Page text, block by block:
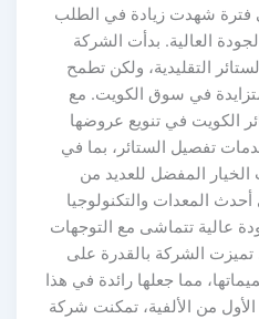
فترة شهدت زيادة في الطلب
العالية. بدأت الشركة
التقليدية، ولكن تطمح
في سوق الكويت. مع
الكويت في تنويع عروضها
تفصيل الستائر، بما في
المفضل للعديد من
المعدات والتكنولوجيا
عالية تتماشى مع التوجهات
تميزت الشركة بالقدرة على
مما جعلها رائدة في هذا
من الألفية، تمكنت شركة